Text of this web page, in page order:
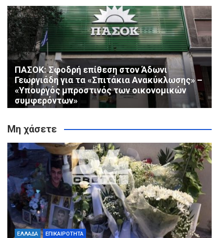
ΠΑΣΟΚ: Σφοδρή επίθεση στον Άδωνι
Γεωργιάδη για τα «Σπιτάκια Ανακύκλωσης» –
«Υπουργός μπροστινός των οικονομικών
συμφερόντων»
Μη χάσετε
ΕΛΛΑΔΑ ΕΠΙΚΑΙΡΟΤΗΤΑ